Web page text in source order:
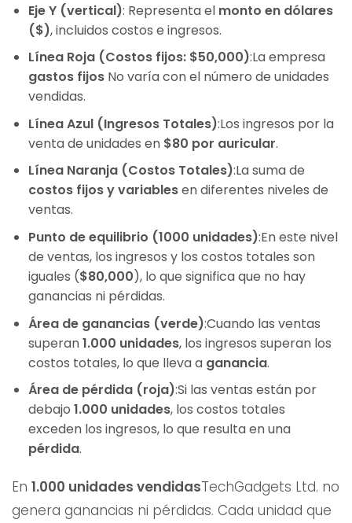
Eje Y (vertical): Representa el monto en dólares
($), incluidos costos e ingresos.
Línea Roja (Costos fijos: $50,000):La empresa
gastos fijosNo varía con el número de unidades
vendidas.
Línea Azul (Ingresos Totales):Los ingresos por la
venta de unidades en $80 por auricular.
Línea Naranja (Costos Totales):La suma de
costos fijos y variablesen diferentes niveles de
ventas.
Punto de equilibrio (1000 unidades):En este nivel
de ventas, los ingresos y los costos totales son
iguales ($80,000), lo que significa que no hay
ganancias ni pérdidas.
Área de ganancias (verde):Cuando las ventas
superan1.000 unidades, los ingresos superan los
costos totales, lo que lleva a ganancia.
Área de pérdida (roja):Si las ventas están por
debajo 1.000 unidades, los costos totales
exceden los ingresos, lo que resulta en una
pérdida.
En 1.000 unidades vendidasTechGadgets Ltd. no
genera ganancias ni pérdidas. Cada unidad que